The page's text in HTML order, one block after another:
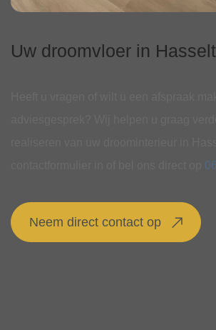
Uw droomvloer in
Neem direct contact op